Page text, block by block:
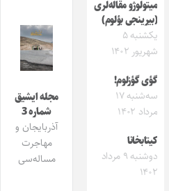
میتولوژو مقاله‌لری
(بیرینجی بؤلوم)
یکشنبه ۵
شهریور ۱۴۰۲
گؤی گؤزلوم!
سه‌شنبه ۱۷
مرداد ۱۴۰۲
کیتابخانا
دوشنبه ۹ مرداد
۱۴۰۲
مجله ایشیق
شماره 3
آذربایجان و
مهاجرت
مساله‌سی